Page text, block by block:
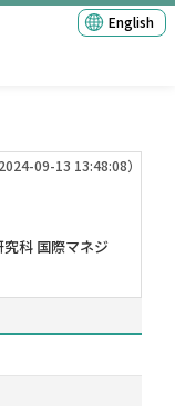
English
09-13 13:48:08）
科 国際マネジ